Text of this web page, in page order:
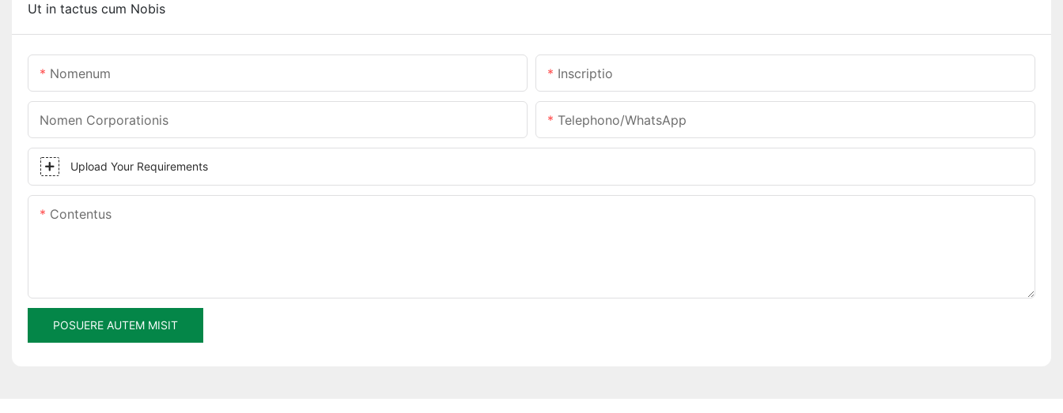
Ut in tactus cum Nobis
Nomenum Inscriptio
Nomen Corporationis Telephono/WhatsApp
Upload Your Requirements
Contentus
POSUERE AUTEM MISIT